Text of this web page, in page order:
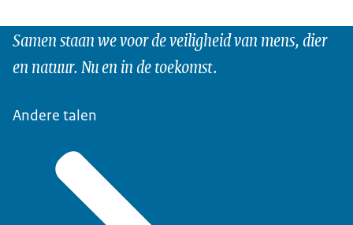
Samen staan we voor de veiligheid van mens, dier
en natuur. Nu en in de toekomst.
Andere talen